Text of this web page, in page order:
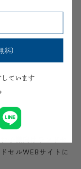
セルWEBサイトに
料)
しています